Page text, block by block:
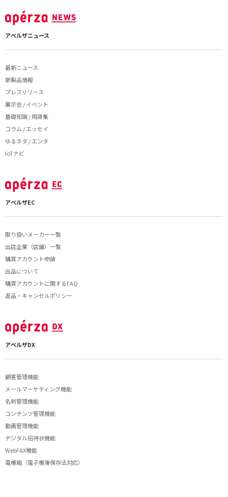
アペルザニュース
最新ニュース
新製品情報
プレスリリース
展示会 / イベント
基礎知識 / 用語集
コラム / エッセイ
ゆるネタ / エンタ
IoTナビ
アペルザEC
取り扱いメーカー一覧
出店企業（店舗）一覧
購買アカウント申請
出品について
購買アカウントに関するFAQ
返品・キャンセルポリシー
アペルザDX
顧客管理機能
メールマーケティング機能
名刺管理機能
コンテンツ管理機能
動画管理機能
デジタル招待状機能
WebFAX機能
電帳箱（電子帳簿保存法対応）